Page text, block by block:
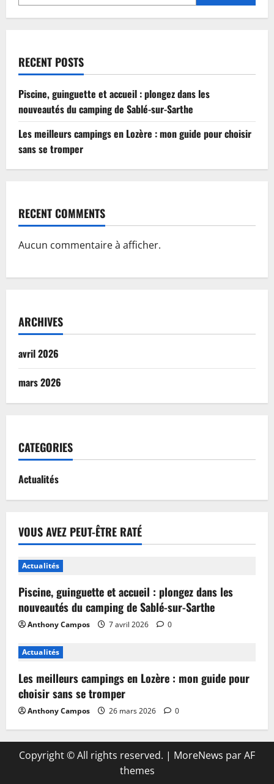
choisir
sans
RECENT POSTS
Piscine, guinguette et accueil : plongez dans les
nouveautés du camping de Sablé-sur-Sarthe
Les meilleurs campings en Lozère : mon guide pour choisir
sans se tromper
RECENT COMMENTS
Aucun commentaire à afficher.
ARCHIVES
avril 2026
mars 2026
CATEGORIES
Actualités
VOUS AVEZ PEUT-ÊTRE RATÉ
Actualités
Piscine, guinguette et accueil : plongez dans les
nouveautés du camping de Sablé-sur-Sarthe
Anthony Campos 7 avril 2026 0
Actualités
Les meilleurs campings en Lozère : mon guide pour
choisir sans se tromper
Anthony Campos 26 mars 2026 0
Copyright © All rights reserved. | MoreNews par AF
themes